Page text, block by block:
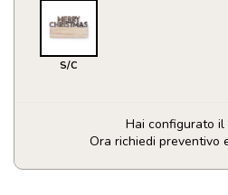
S/C
Hai configurato il
Ora richiedi preventivo
Calamita